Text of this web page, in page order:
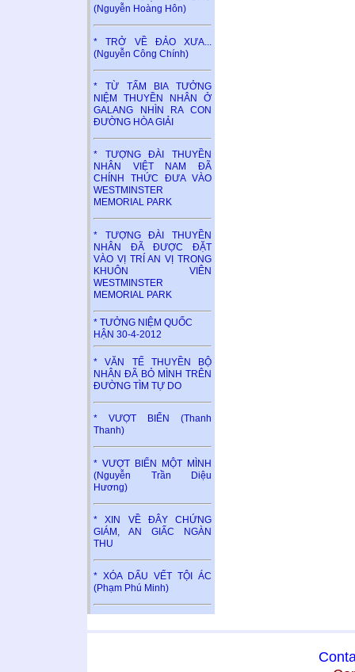
(Nguyễn Hoàng Hôn)
* TRỞ VỀ ĐẢO XƯA...
(Nguyễn Công Chính)
* TỪ TẤM BIA TƯỞNG
NIỆM THUYỀN NHÂN Ở
GALANG NHÌN RA CON
ĐƯỜNG HÒA GIẢI
* TƯỢNG ĐÀI THUYỀN
NHÂN VIỆT NAM ĐÃ
CHÍNH THỨC ĐƯA VÀO
WESTMINSTER
MEMORIAL PARK
* TƯỢNG ĐÀI THUYỀN
NHÂN ĐÃ ĐƯỢC ĐẶT
VÀO VỊ TRÍ AN VỊ TRONG
KHUÔN VIÊN
WESTMINSTER
MEMORIAL PARK
* TƯỞNG NIỆM QUỐC
HẬN 30-4-2012
* VĂN TẾ THUYỀN BỘ
NHÂN ĐÃ BỎ MÌNH TRÊN
ĐƯỜNG TÌM TỰ DO
* VƯỢT BIỂN (Thanh
Thanh)
* VƯỢT BIỂN MỘT MÌNH
(Nguyễn Trần Diệu
Hương)
* XIN VỀ ĐÂY CHỨNG
GIÁM, AN GIẤC NGÀN
THU
* XÓA DẤU VẾT TỘI ÁC
(Phạm Phú Minh)